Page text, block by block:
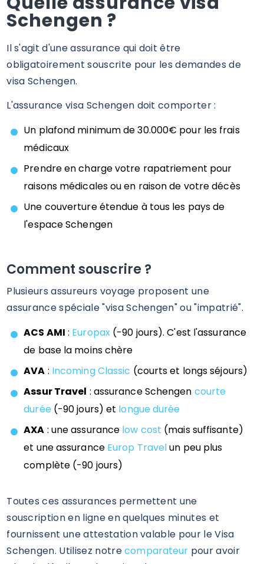
Schengen ?
Il s'agit d'une assurance qui doit être
obligatoirement souscrite pour les demandes de
visa Schengen.
L'assurance visa Schengen doit comporter :
Un plafond minimum de 30.000€ pour les frais
médicaux
Prendre en charge votre rapatriement pour
raisons médicales ou en raison de votre décès
Une couverture étendue à tous les pays de
l'espace Schengen
Comment souscrire ?
Plusieurs assureurs voyage proposent une
assurance spéciale "visa Schengen" ou "impatrié".
ACS AMI : Europax (-90 jours). C'est l'assurance
de base la moins chère
AVA : Incoming Classic (courts et longs séjours)
Assur Travel : assurance Schengen courte
durée (-90 jours) et longue durée
AXA : une assurance low cost (mais suffisante)
et une assurance Europ Travelun peu plus
complète (-90 jours)
Toutes ces assurances permettent une
souscription en ligne en quelques minutes et
fournissent une attestation valable pour le Visa
Schengen. Utilisez notrecomparateur pour avoir